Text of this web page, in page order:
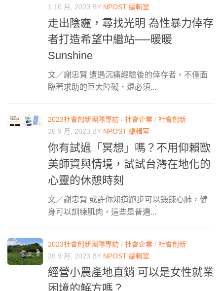
1 10 月, 2023 BY NPOST 編輯室
走出陰霾，尋找光明 為性暴力倖存
者打造希望中繼站──暖暖
Sunshine
文／謝忠賢 遭遇沉痛經驗後的倖存者，不僅面
臨著求助的巨大障礙，還必須...
2023社會創新團隊專訪 / 社會企業 / 社會創新
26 9 月, 2023 BY NPOST 編輯室
你有試過「冥想」嗎？不用仰賴歐
美師資與情境，試試台灣在地化的
心靈的休憩時刻
文／謝忠賢 或許你知道跑步可以鍛鍊心肺，健
身可以訓練肌肉，這些是普遍...
2023社會創新團隊專訪 / 社會企業 / 社會創新
26 9 月, 2023 BY NPOST 編輯室
經營小農產地直銷 可以是女性就業
困境的解方嗎？